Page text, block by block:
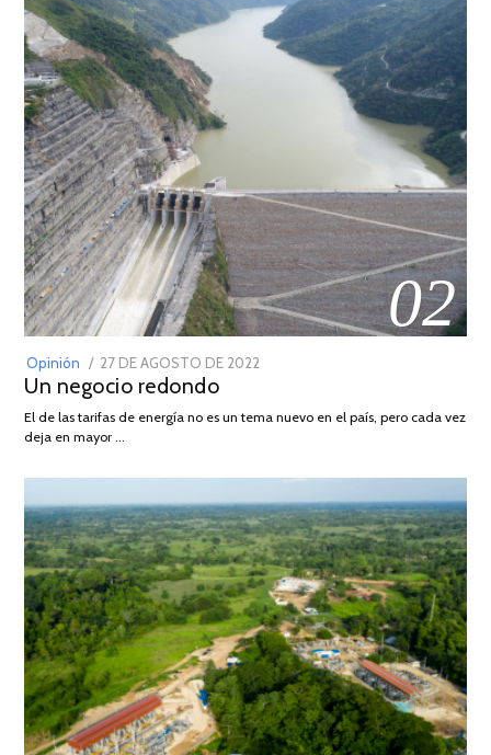
02
Opinión
POSTED
ON
27 DE AGOSTO DE 2022
DE
Un negocio redondo
El de las tarifas de energía no es un tema nuevo en el país, pero cada vez
deja en mayor …